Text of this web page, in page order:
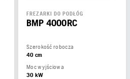
FREZARKI DO PODŁÓG
BMP 4000RC
Szerokość robocza
40 cm
Moc wyjściowa
30 kW